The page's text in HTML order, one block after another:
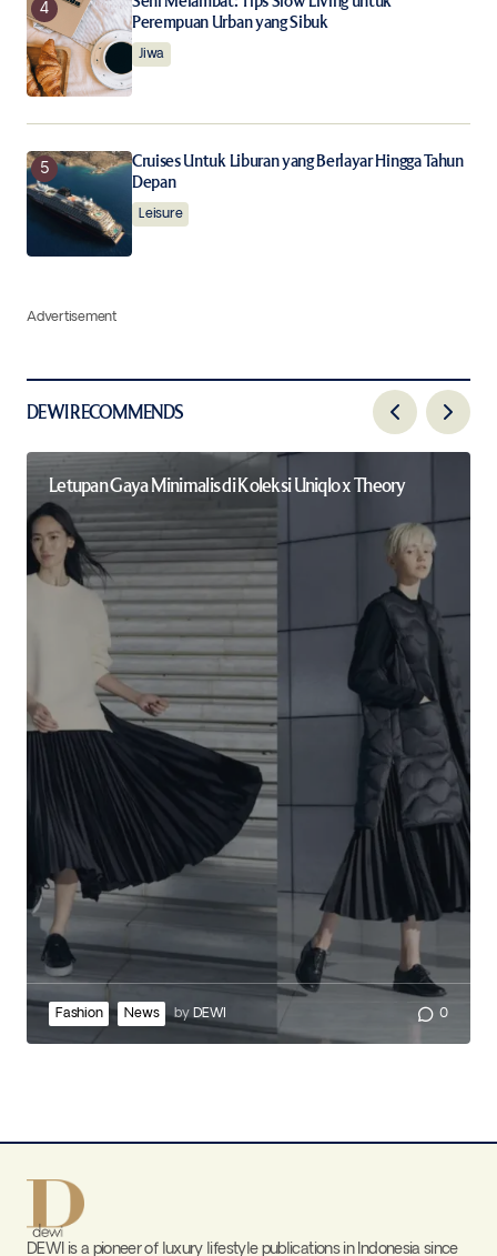
Perempuan Urban yang Sibuk
Jiwa
Cruises Untuk Liburan yang Berlayar Hingga Tahun
Depan
Leisure
Advertisement
DEWI RECOMMENDS
Letupan Gaya Minimalis di Koleksi Uniqlo x Theory
Fashion News by DEWI 0
DEWI is a pioneer of luxury lifestyle publications in Indonesia since